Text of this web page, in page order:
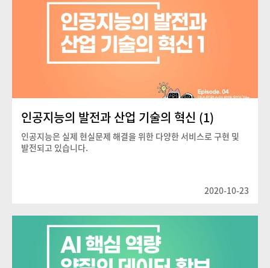
인공지능의 발전과 산업 기술의 혁신 (1)
인공지능은 실제 현실문제 해결을 위한 다양한 서비스로 구현 및
발전되고 있습니다.
2020-10-23